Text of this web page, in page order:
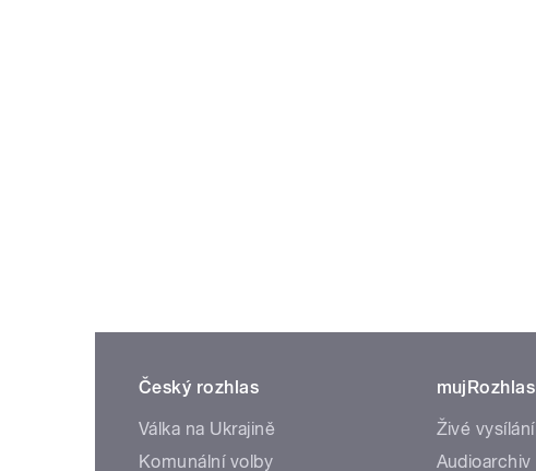
Český rozhlas
Válka na Ukrajině
Komunální volby
mujRozhlas
Živé vysílání
Audioarchiv